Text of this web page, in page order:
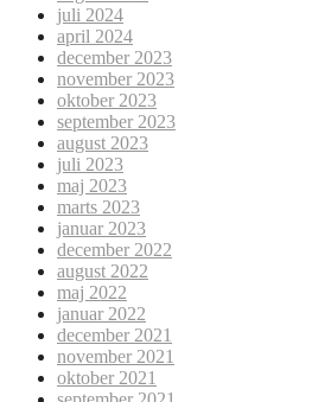
juli 2024
april 2024
december 2023
november 2023
oktober 2023
september 2023
august 2023
juli 2023
maj 2023
marts 2023
januar 2023
december 2022
august 2022
maj 2022
januar 2022
december 2021
november 2021
oktober 2021